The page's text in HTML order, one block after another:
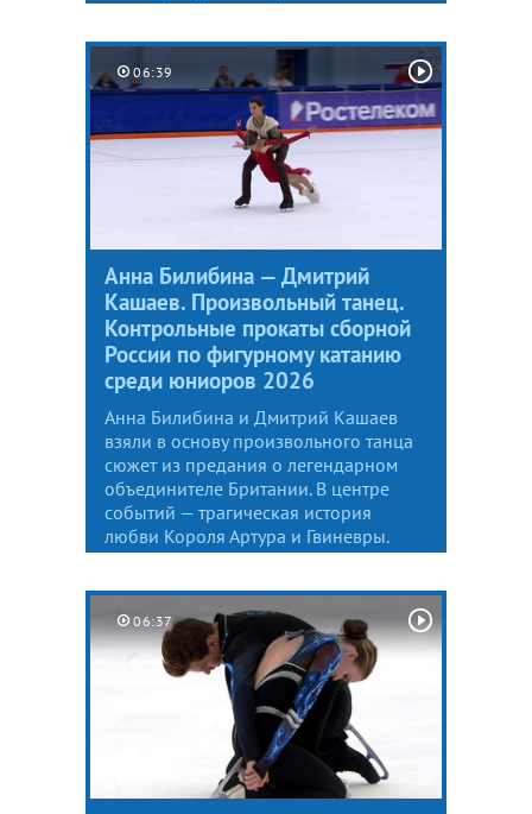
06:39
Анна Билибина — Дмитрий
Кашаев. Произвольный танец.
Контрольные прокаты сборной
России по фигурному катанию
среди юниоров 2026
Анна Билибина и Дмитрий Кашаев
взяли в основу произвольного танца
сюжет из предания о легендарном
объединителе Британии. В центре
событий — трагическая история
любви Короля Артура и Гвиневры.
06:37